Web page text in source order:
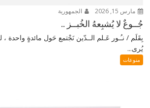
مارس 15, 2026 الجمهورية
جُــوعٌ لا يُشبِعهُ الخُبــز ..
بِقَلَم / نـُـور عَـلم الــدّين نَجْتمع حَول مائدةٍ واحدة
يُرى...
منوعات